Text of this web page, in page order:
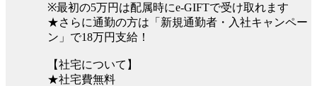
※最初の5万円は配属時にe-GIFTで受け取れます
★さらに通勤の方は「新規通勤者・入社キャンペー
ン」で18万円支給！
【社宅について】
★社宅費無料